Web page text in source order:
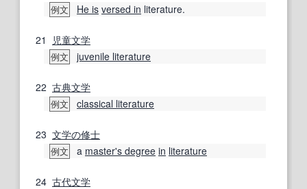
例文 He is versed in literature.
21 児童文学
例文 juvenile literature
22 古典文学
例文 classical literature
23 文学の修士
例文 a master's degree in literature
24 古代文学